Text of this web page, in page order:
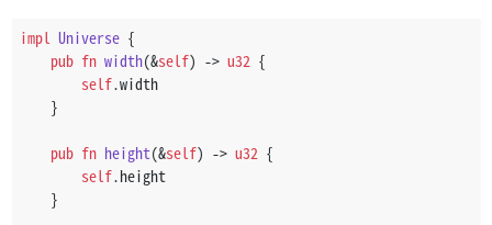
impl Universe {
pub fn width(&self) -> u32 {
self.width
    }
pub fn height(&self) -> u32 {
self.height
    }